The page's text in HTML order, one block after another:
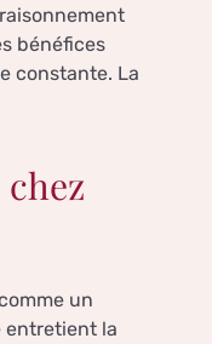
bénéfices
constante. La
un
entretient la